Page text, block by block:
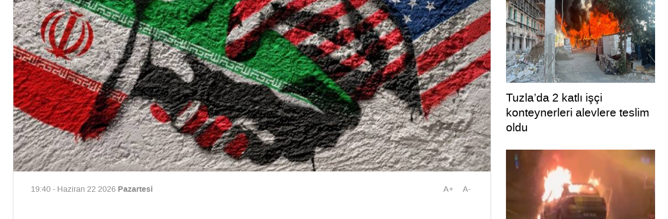
19:40 - Haziran 22 2026 Pazartesi A+ A-
Tuzla’da 2 katlı işçi
konteynerleri alevlere teslim
oldu